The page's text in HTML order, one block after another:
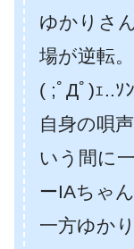
ゆかりさ
場が逆転。
( ;ﾟДﾟ)ｪ..ｿ
自身の唄
いう間に
ーIAちゃん
一方ゆか